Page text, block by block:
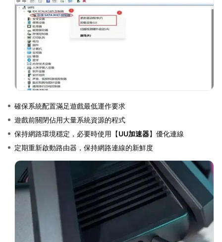
確保系統配置滿足遊戲最低運作要求
遊戲前關閉佔用大量系統資源的程式
保持網路環境穩定，必要時使用【UU加速器】優化連線
定期重新啟動路由器，保持網路連線的新鮮度